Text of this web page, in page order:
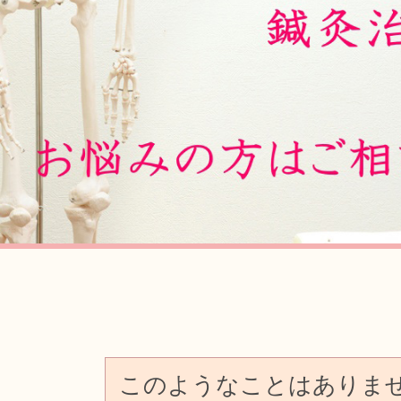
このようなことはありま